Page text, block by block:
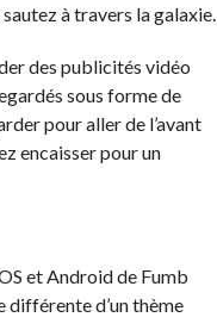
à travers la galaxie.
des publicités vidéo
sous forme de
pour aller de l’avant
encaisser pour un
et Android de Fumb
différente d’un thème